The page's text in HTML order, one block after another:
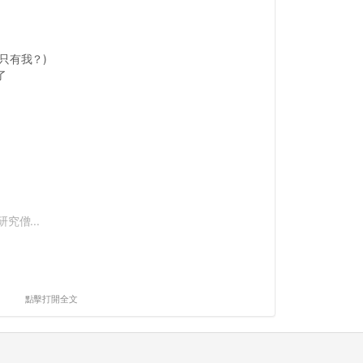
有我？)
究僧...
點擊打開全文